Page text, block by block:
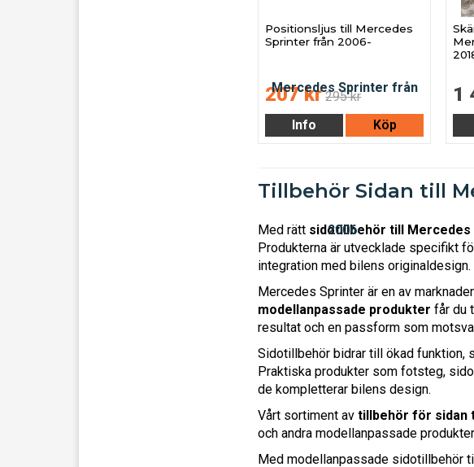
Positionsljus till Mercedes
Sprinter från 2006-
207 kr 295 kr
Info
Köp
1
Tillbehör Sidan till
Med rätt sidotillbehör till Mercedes
Produkterna är utvecklade specifikt
integration med bilens originaldesign.
Mercedes Sprinter är en av
modellanpassade produkter får du
resultat och en passform som
Sidotillbehör bidrar till ökad funktion,
Praktiska produkter som fotsteg,
de kompletterar bilens design.
Vårt sortiment av tillbehör för sidan
och andra modellanpassade
Med modellanpassade sidotillbehör